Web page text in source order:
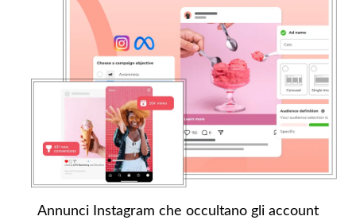
Annunci Instagram che occultano gli account